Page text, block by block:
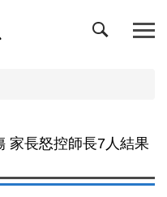
家長怒控師長7人結果